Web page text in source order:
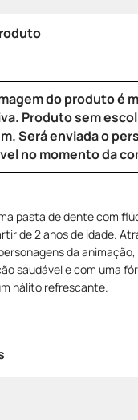
do produto é
Produto sem
Será enviada o
no momento da
pasta de dente com
de 2 anos de idade.
da
saudável e com uma
hálito refrescante.